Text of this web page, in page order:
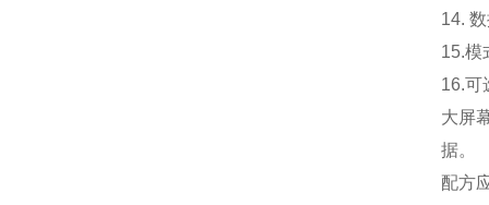
14.
15.模
16.可
大屏
据。
配方